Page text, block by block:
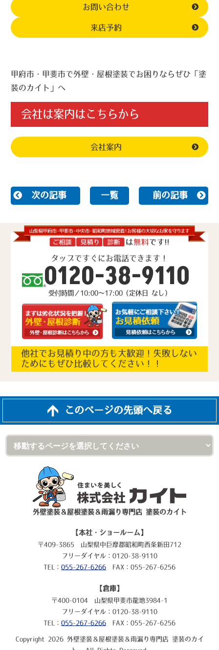
お問い合わせ
来店予約
甲府市・甲斐市で外壁・屋根塗装でお困りならぜひ「塗
装のカイト」へ
会社は案内はこちらから
会社案内
次の記事 一覧 前の記事
タップですぐにお電話できます！
0120-38-9110
受付時間／10:00～17:00（定休日 なし）
他社でお見積り中の方も大歓迎！失敗しない
ためにもぜひ比較してください！！
このページの先頭へ戻る
外壁塗装＆屋根塗装＆雨漏り専門店 塗装のカイト
【本社・ショールーム】
〒409-3865 山梨県中巨摩郡昭和町西条新田712
フリーダイヤル：0120-38-9110
TEL： 055-267-6266 FAX：055-267-6256
【倉庫】
〒400-0104 山梨県甲斐市龍地3984-1
フリーダイヤル：0120-38-9110
TEL： 055-267-6266 FAX：055-267-6256
Copyright 2026 外壁塗装＆屋根塗装＆雨漏り専門店 塗装のカイ